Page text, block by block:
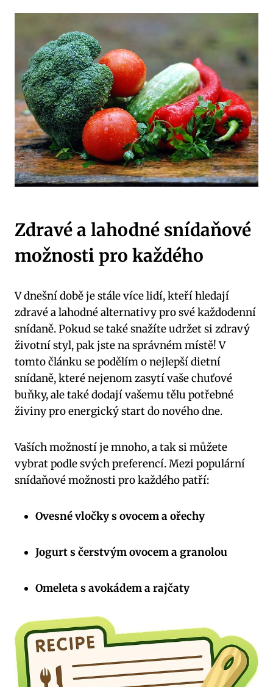
Zdravé a lahodné snídaňové
možnosti pro každého
V dnešní době je stále více lidí, kteří hledají
zdravé a lahodné alternativy pro své každodenní
snídaně. Pokud se také snažíte udržet si zdravý
životní styl, pak jste na správném místě! V
tomto článku se podělím o nejlepší dietní
snídaně, které nejenom zasytí vaše chuťové
buňky, ale také dodají vašemu tělu potřebné
živiny pro energický start do nového dne.
Vaších možností je mnoho, a tak si můžete
vybrat podle svých preferencí. Mezi populární
snídaňové možnosti pro každého patří:
Ovesné vločky s ovocem a ořechy
Jogurt s čerstvým ovocem a granolou
Omeleta s avokádem a rajčaty